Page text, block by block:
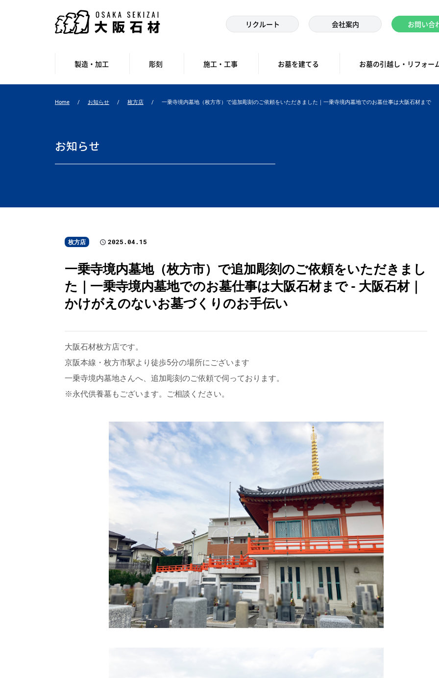
リクルート 会社案内 お問い合
製造・加工 彫刻 施工・工事 お墓を建てる お墓の引越し・リフォー
Home お知らせ 枚方店 一乗寺境内墓地（枚方市）で追加彫刻のご依頼をいただきました｜一乗寺境内墓地でのお墓仕事は大阪石材まで
お知らせ
枚方店 2025.04.15
一乗寺境内墓地（枚方市）で追加彫刻のご依頼をいただきまし
た｜一乗寺境内墓地でのお墓仕事は大阪石材まで - 大阪石材｜
かけがえのないお墓づくりのお手伝い
大阪石材枚方店です。
京阪本線・枚方市駅より徒歩5分の場所にございます
一乗寺境内墓地さんへ、追加彫刻のご依頼で伺っております。
※永代供養墓もございます。ご相談ください。